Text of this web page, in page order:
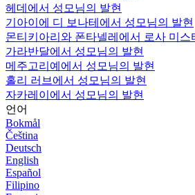
헤데에서 성모님의 발현
기아이에 디 보나테에서 성모님의 발현
몬티키아리와 폰타넬레에서 로사 미스
가라반달에서 성모님의 발현
메주고리예에서 성모님의 발현
홀리 러브에서 성모님의 발현
자카레이에서 성모님의 발현
언어
Bokmål
Čeština
Deutsch
English
Español
Filipino